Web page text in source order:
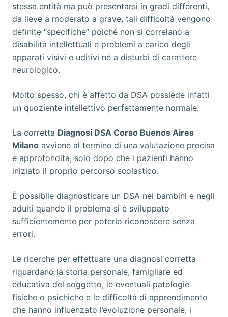
stessa entità ma può presentarsi in gradi differenti,
da lieve a moderato a grave, tali difficoltà vengono
definite “specifiche” poiché non si correlano a
disabilità intellettuali e problemi a carico degli
apparati visivi e uditivi né a disturbi di carattere
neurologico.
Molto spesso, chi è affetto da DSA possiede infatti
un quoziente intellettivo perfettamente normale.
La corretta Diagnosi DSA Corso Buenos Aires
Milano avviene al termine di una valutazione precisa
e approfondita, solo dopo che i pazienti hanno
iniziato il proprio percorso scolastico.
È possibile diagnosticare un DSA nei bambini e negli
adulti quando il problema si è sviluppato
sufficientemente per poterlo riconoscere senza
errori.
Le ricerche per effettuare una diagnosi corretta
riguardano la storia personale, famigliare ed
educativa del soggetto, le eventuali patologie
fisiche o psichiche e le difficoltà di apprendimento
che hanno influenzato l’evoluzione personale, i